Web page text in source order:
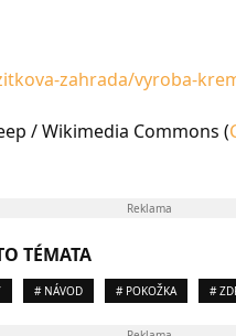
zahrada/vyroba-
/ Wikimedia Commons (
Reklama
TÉMATA
# NÁVOD # POKOŽKA #